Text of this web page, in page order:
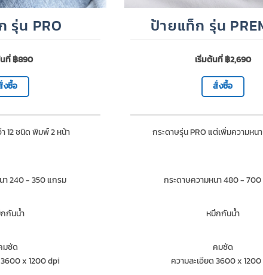
รุ่น PRO
ที่ ฿890
งซื้อ
12 ชนิด พิมพ์ 2 หน้า
า 240 - 350 แกรม
กันน้ำ
มชัด
x 1200 dpi
ป้ายแท็ก รุ่น
เริ่มต้นที่ ฿2,690
สั่งซื้อ
กระดาษรุ่น PRO แต่เพิ่มความหนา
กระดาษความหนา 480 -
หมึกกันน้ำ
คมชัด
ความละเอียด 3600 x